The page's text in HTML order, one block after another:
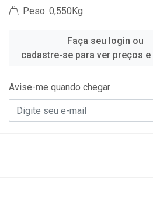
Peso: 0,550Kg
Faça seu login ou
cadastre-se para ver preços
Avise-me quando chegar